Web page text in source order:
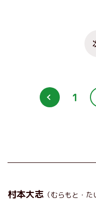
1
村本大志 （むらもと・た